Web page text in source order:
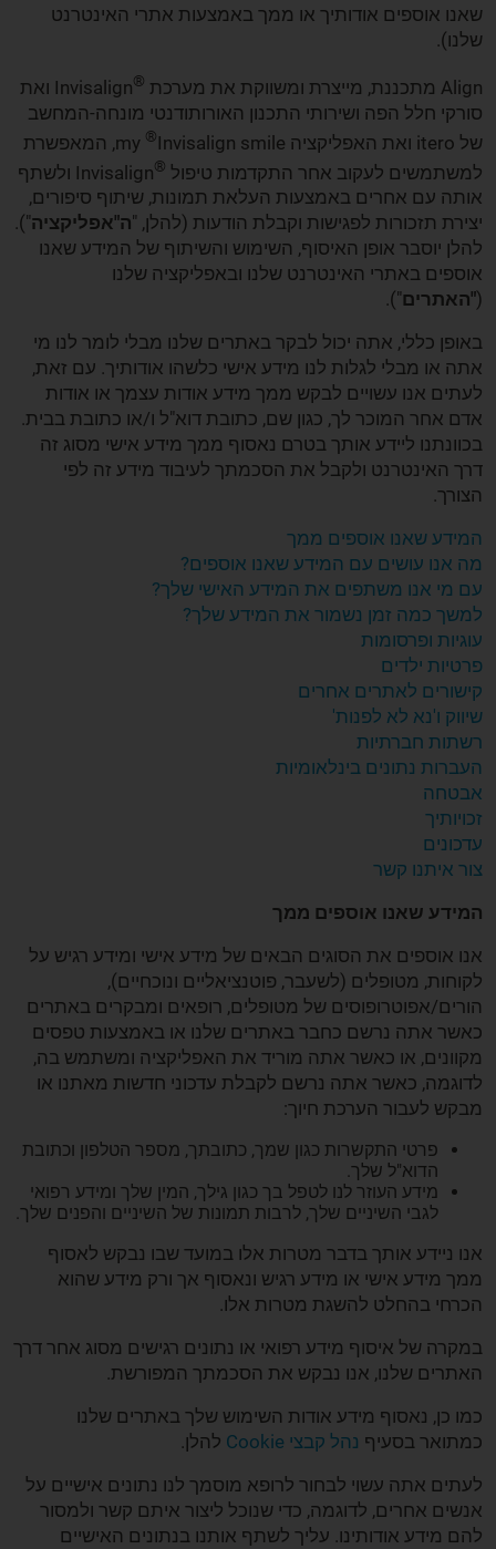
שאנו אוספים אודותיך או ממך באמצעות אתרי האינטרנט
שלנו).
Align מתכננת, מייצרת ומשווקת את מערכת ®
Invisalign ואת
סורקי חלל הפה ושירותי התכנון האורותודנטי מונחה-המחשב
של itero ואת האפליקציה my
®
Invisalign smile, המאפשרת
למשתמשים לעקוב אחר התקדמות טיפול ®
Invisalign ולשתף
אותה עם אחרים באמצעות העלאת תמונות, שיתוף סיפורים,
יצירת תזכורות לפגישות וקבלת הודעות (להלן, "ה"אפליקציה").
להלן יוסבר אופן האיסוף, השימוש והשיתוף של המידע שאנו
אוספים באתרי האינטרנט שלנו ובאפליקציה שלנו
("האתרים").
באופן כללי, אתה יכול לבקר באתרים שלנו מבלי לומר לנו מי
אתה או מבלי לגלות לנו מידע אישי כלשהו אודותיך. עם זאת,
לעתים אנו עשויים לבקש ממך מידע אודות עצמך או אודות
אדם אחר המוכר לך, כגון שם, כתובת דוא"ל ו/או כתובת בבית.
בכוונתנו ליידע אותך בטרם נאסוף ממך מידע אישי מסוג זה
דרך האינטרנט ולקבל את הסכמתך לעיבוד מידע זה לפי
הצורך.
המידע שאנו אוספים ממך
מה אנו עושים עם המידע שאנו אוספים?
עם מי אנו משתפים את המידע האישי שלך?
למשך כמה זמן נשמור את המידע שלך?
עוגיות ופרסומות
פרטיות ילדים
קישורים לאתרים אחרים
שיווק ו'נא לא לפנות'
רשתות חברתיות
העברות נתונים בינלאומיות
אבטחה
זכויותיך
עדכונים
צור איתנו קשר
המידע שאנו אוספים ממך
אנו אוספים את הסוגים הבאים של מידע אישי ומידע רגיש על
לקוחות, מטופלים (לשעבר, פוטנציאליים ונוכחיים),
הורים/אפוטרופוסים של מטופלים, רופאים ומבקרים באתרים
כאשר אתה נרשם כחבר באתרים שלנו או באמצעות טפסים
מקוונים, או כאשר אתה מוריד את האפליקציה ומשתמש בה,
לדוגמה, כאשר אתה נרשם לקבלת עדכוני חדשות מאתנו או
מבקש לעבור הערכת חיוך:
פרטי התקשרות כגון שמך, כתובתך, מספר הטלפון וכתובת
הדוא"ל שלך.
מידע העוזר לנו לטפל בך כגון גילך, המין שלך ומידע רפואי
לגבי השיניים שלך, לרבות תמונות של השיניים והפנים שלך.
אנו ניידע אותך בדבר מטרות אלו במועד שבו נבקש לאסוף
ממך מידע אישי או מידע רגיש ונאסוף אך ורק מידע שהוא
הכרחי בהחלט להשגת מטרות אלו.
במקרה של איסוף מידע רפואי או נתונים רגישים מסוג אחר דרך
האתרים שלנו, אנו נבקש את הסכמתך המפורשת.
כמו כן, נאסוף מידע אודות השימוש שלך באתרים שלנו
כמתואר בסעיף נהל קבצי Cookie
להלן.
לעתים אתה עשוי לבחור לרופא מוסמך לנו נתונים אישיים על
אנשים אחרים, לדוגמה, כדי שנוכל ליצור איתם קשר ולמסור
להם מידע אודותינו. עליך לשתף אותנו בנתונים האישיים